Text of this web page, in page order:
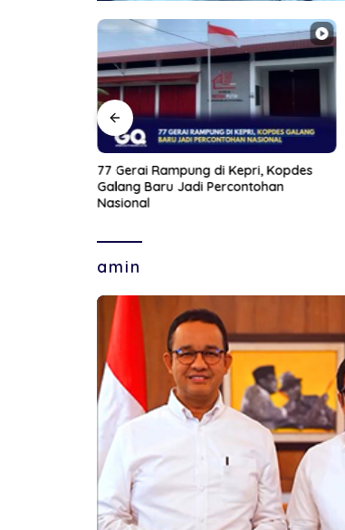
77 Gerai Rampung di Kepri, Kopdes
Galang Baru Jadi Percontohan
Nasional
amin